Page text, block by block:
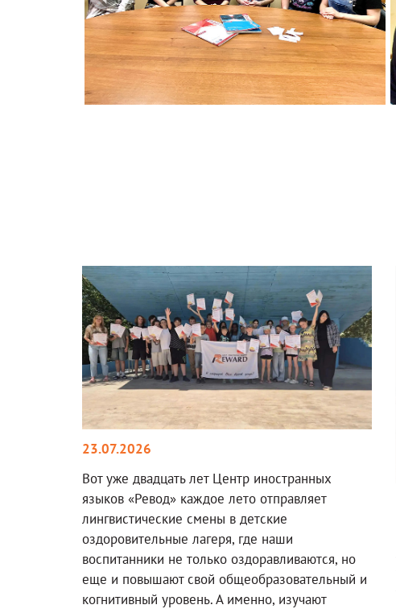
23.07.2026
Вот уже двадцать лет Центр иностранных
языков «Ревод» каждое лето отправляет
лингвистические смены в детские
оздоровительные лагеря, где наши
воспитанники не только оздоравливаются, но
еще и повышают свой общеобразовательный и
когнитивный уровень. А именно, изучают